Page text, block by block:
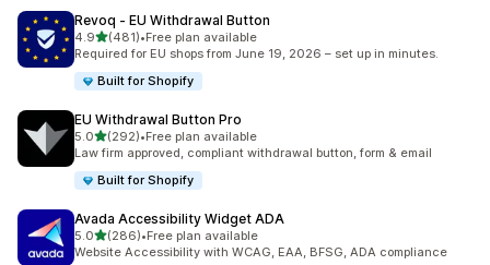
Revoq ‑ EU Withdrawal Button
4.95つ星中
(481)
合計レビュー数：481件
•Free plan available
Required for EU shops from June 19, 2026 – set up in minutes.
Built for Shopify
EU Withdrawal Button Pro
5.05つ星中
(292)
合計レビュー数：292件
•Free plan available
Law firm approved, compliant withdrawal button, form & email
Built for Shopify
Avada Accessibility Widget ADA
5.05つ星中
(286)
合計レビュー数：286件
•Free plan available
Website Accessibility with WCAG, EAA, BFSG, ADA compliance